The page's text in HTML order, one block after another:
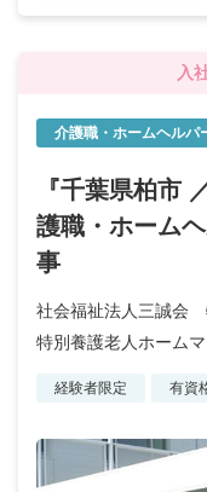
入
介護職・ホームヘルパ
『千葉県柏市
護職・ホーム
事
社会福祉法人三誠会
特別養護老人ホーム
経験者限定 有資